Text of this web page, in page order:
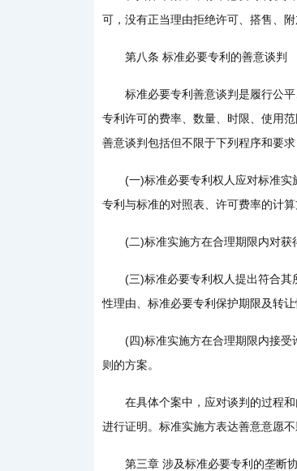
可，没有正当理由拒绝许可、搭售、
第八条 标准必要专利的善意谈判
标准必要专利善意谈判是履行公平
专利许可的费率、数量、时限、使用
善意谈判包括但不限于下列程序和要求
(一)标准必要专利权人应对标准实
专利与标准的对照表、许可费率的计
(二)标准实施方在合理期限内对获
(三)标准必要专利权人提出符合其
性理由、标准必要专利保护期限及转
(四)标准实施方在合理期限内接受
则的方案。
在具体个案中，应对谈判的过程和
进行证明。标准实施方表达善意意愿
第三章 涉及标准必要专利的垄断